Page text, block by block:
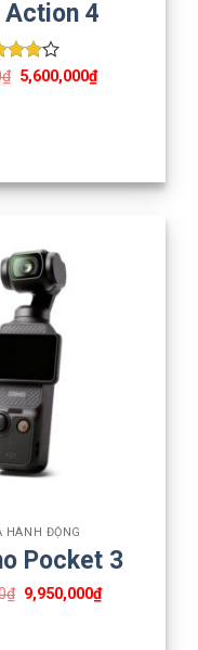
Action 4
₫ 5,600,000₫
HÀNH ĐỘNG
Pocket 3
₫ 9,950,000₫